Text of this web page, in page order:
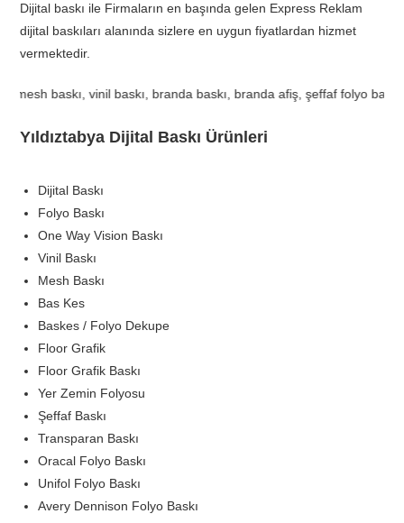
Dijital baskı ile Firmaların en başında gelen Express Reklam
dijital baskıları alanında sizlere en uygun fiyatlardan hizmet
vermektedir.
one way vision baskı,
Yıldıztabya Dijital Baskı Ürünleri
Dijital Baskı
Folyo Baskı
One Way Vision Baskı
Vinil Baskı
Mesh Baskı
Bas Kes
Baskes / Folyo Dekupe
Floor Grafik
Floor Grafik Baskı
Yer Zemin Folyosu
Şeffaf Baskı
Transparan Baskı
Oracal Folyo Baskı
Unifol Folyo Baskı
Avery Dennison Folyo Baskı